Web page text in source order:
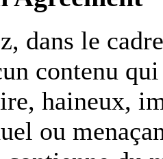
dans le
contenu
haineux,
ou